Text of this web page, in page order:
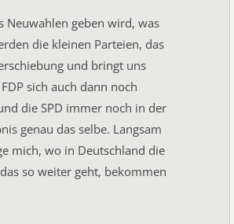
Neuwahlen geben wird, was
die kleinen Parteien, das
und bringt uns
sich auch dann noch
die SPD immer noch in der
genau das selbe. Langsam
mich, wo in Deutschland die
so weiter geht, bekommen